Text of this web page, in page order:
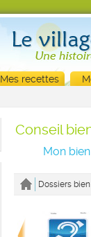
Mes recettes
Conseil
Mon
Dossiers